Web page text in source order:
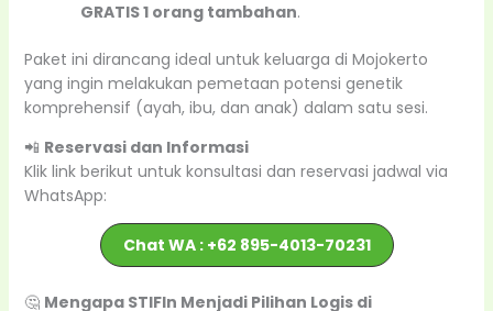
GRATIS 1 orang tambahan.
Paket ini dirancang ideal untuk keluarga di Mojokerto
yang ingin melakukan pemetaan potensi genetik
komprehensif (ayah, ibu, dan anak) dalam satu sesi.
📲 Reservasi dan Informasi
Klik link berikut untuk konsultasi dan reservasi jadwal via
WhatsApp:
Chat WA : +62 895-4013-70231
🤔 Mengapa STIFIn Menjadi Pilihan Logis di